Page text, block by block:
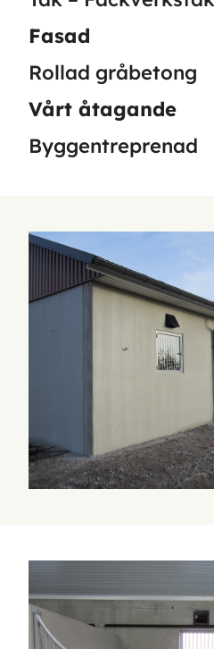
Fasad
Rollad gråbetong
Vårt åtagande
Byggentreprenad